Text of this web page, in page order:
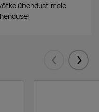
ühendust meie
Eelmised